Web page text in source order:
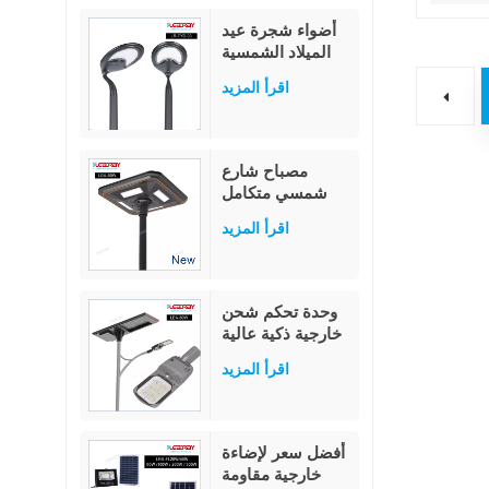
والطريق، مصنف
IP65
أضواء شجرة عيد
الميلاد الشمسية
المقاومة للماء
بطول 6 أمتار من
العطلات، سلسلة
أضواء خرافية على
شكل نجمة، ديكور
خارجي للحديقة
اقرأ المزيد
مصباح شارع
شمسي متكامل
ذكي مزود بتقنية
استشعار الضوء
اقرأ المزيد
وحدة تحكم شحن
خارجية ذكية عالية
السطوع من
الألومنيوم، مصباح
وات
اقرأ المزيد
أفضل سعر لإضاءة
خارجية مقاومة